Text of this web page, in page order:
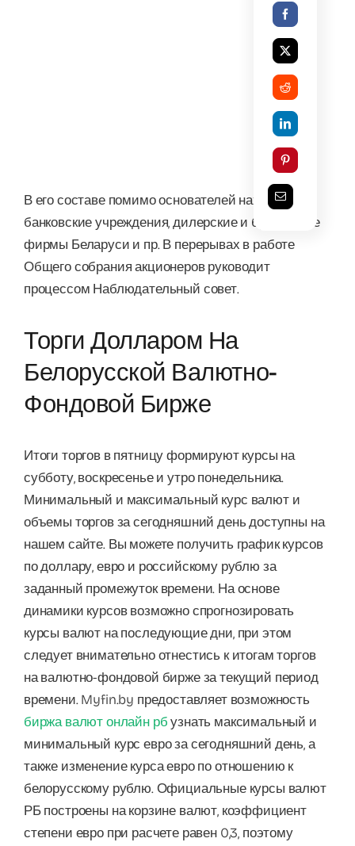
В его составе помимо основателей находятся
банковские учреждения, дилерские и брокерские
фирмы Беларуси и пр. В перерывах в работе
Общего собрания акционеров руководит
процессом Наблюдательный совет.
Торги Долларом На
Белорусской Валютно-
Фондовой Бирже
Итоги торгов в пятницу формируют курсы на
субботу, воскресенье и утро понедельника.
Минимальный и максимальный курс валют и
объемы торгов за сегодняшний день доступны на
нашем сайте. Вы можете получить график курсов
по доллару, евро и российскому рублю за
заданный промежуток времени. На основе
динамики курсов возможно спрогнозировать
курсы валют на последующие дни, при этом
следует внимательно отнестись к итогам торгов
на валютно-фондовой бирже за текущий период
времени. Myfin.by предоставляет возможность
биржа валют онлайн рбузнать максимальный и
минимальный курс евро за сегодняшний день, а
также изменение курса евро по отношению к
белорусскому рублю. Официальные курсы валют
РБ построены на корзине валют, коэффициент
степени евро при расчете равен 0,3, поэтому